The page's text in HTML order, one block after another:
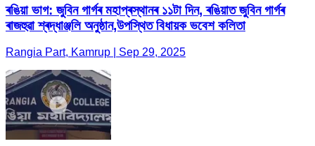
ৰঙিয়া ভাগ: জুবিন গাৰ্গৰ মহাপ্ৰস্থানৰ ১১টা দিন, ৰঙিয়াত জুবিন গাৰ্গৰ
ৰাজহুৱা শ্ৰদ্ধাঞ্জলি অনুষ্ঠান,উপস্থিত বিধায়ক ভবেশ কলিতা
Rangia Part, Kamrup | Sep 29, 2025